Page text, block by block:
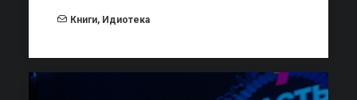
Книги, Идиотека